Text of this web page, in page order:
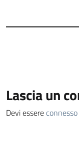
Lascia un
Devi essere connesso